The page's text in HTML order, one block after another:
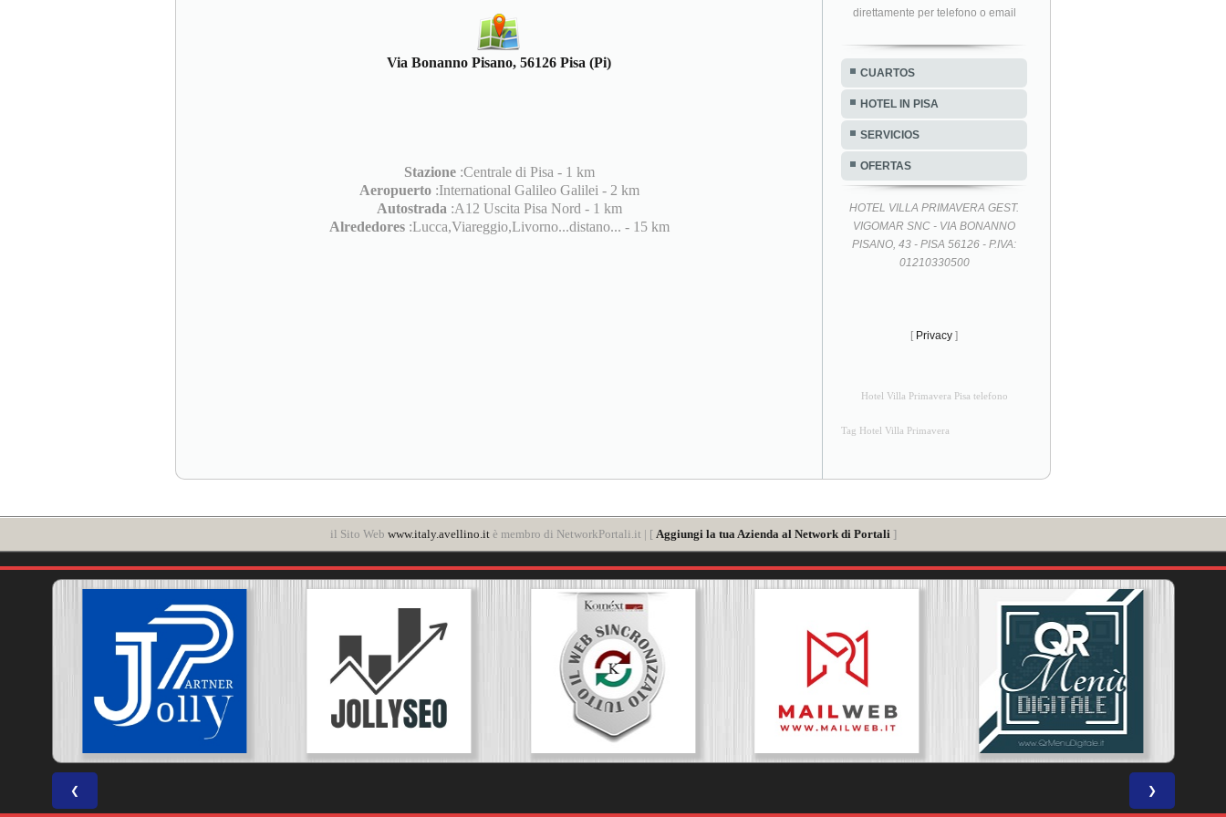
Via Bonanno Pisano, 56126 Pisa (Pi)
Stazione:Centrale di Pisa - 1 km
Aeropuerto:International Galileo Galilei - 2 km
Autostrada:A12 Uscita Pisa Nord - 1 km
Alrededores:Lucca,Viareggio,Livorno...distano... - 15 km
direttamente per telefono o email
CUARTOS
HOTEL IN PISA
SERVICIOS
OFERTAS
HOTEL VILLA PRIMAVERA GEST.
VIGOMAR SNC - VIA BONANNO
PISANO, 43 - PISA 56126 - P.IVA:
01210330500
[ Privacy ]
Hotel Villa Primavera Pisa telefono
Tag Hotel Villa Primavera
il Sito Web www.italy.avellino.itè membro di NetworkPortali.it | [ Aggiungi la tua Azienda al Network di Portali ]
❮ ❯